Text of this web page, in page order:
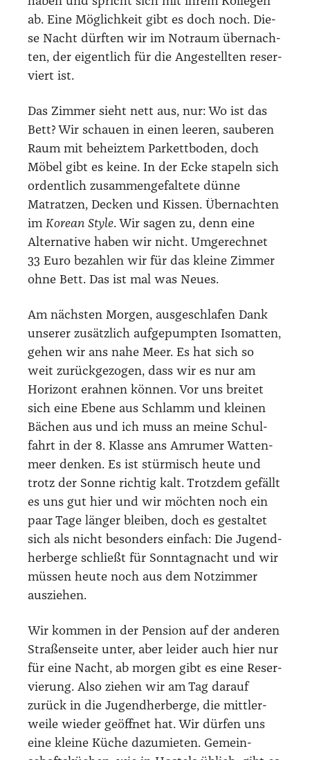
ab. Eine Mög­lich­keit gibt es doch noch. Die­
se Nacht dürf­ten wir im Not­raum über­nach­
ten, der eigent­lich für die Ange­stell­ten reser­
viert ist.
Das Zim­mer sieht nett aus, nur: Wo ist das
Bett? Wir schau­en in einen lee­ren, sau­be­ren
Raum mit beheiz­tem Par­kett­bo­den, doch
Möbel gibt es kei­ne. In der Ecke sta­peln sich
ordent­lich zusam­men­ge­fal­te­te dün­ne
Matrat­zen, Decken und Kis­sen. Über­nach­ten
im Kore­an Style. Wir sagen zu, denn eine
Alter­na­ti­ve haben wir nicht. Umge­rech­net
33 Euro bezah­len wir für das klei­ne Zim­mer
ohne Bett. Das ist mal was Neu­es.
Am nächs­ten Mor­gen, aus­ge­schla­fen Dank
unse­rer zusätz­lich auf­ge­pump­ten Iso­mat­ten,
gehen wir ans nahe Meer. Es hat sich so
weit zurück­ge­zo­gen, dass wir es nur am
Hori­zont erah­nen kön­nen. Vor uns brei­tet
sich eine Ebe­ne aus Schlamm und klei­nen
Bächen aus und ich muss an mei­ne Schul­
fahrt in der 8. Klas­se ans Amru­mer Wat­ten­
meer den­ken. Es ist stür­misch heu­te und
trotz der Son­ne rich­tig kalt. Trotz­dem gefällt
es uns gut hier und wir möch­ten noch ein
paar Tage län­ger blei­ben, doch es gestal­tet
sich als nicht beson­ders ein­fach: Die Jugend­
her­ber­ge schließt für Sonn­tag­nacht und wir
müs­sen heu­te noch aus dem Not­zim­mer
aus­zie­hen.
Wir kom­men in der Pen­si­on auf der ande­ren
Stra­ßen­sei­te unter, aber lei­der auch hier nur
für eine Nacht, ab mor­gen gibt es eine Reser­
vie­rung. Also zie­hen wir am Tag dar­auf
zurück in die Jugend­her­ber­ge, die mitt­ler­
wei­le wie­der geöff­net hat. Wir dür­fen uns
eine klei­ne Küche dazu­mie­ten. Gemein­